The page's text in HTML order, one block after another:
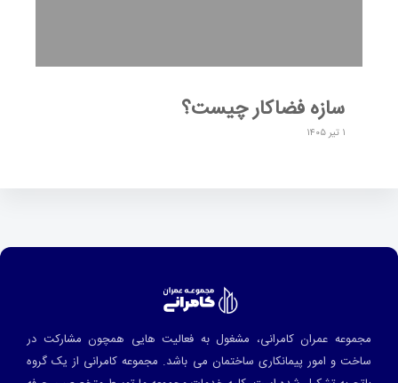
سازه فضاکار چیست؟
۱ تیر ۱۴۰۵
مجموعه عمران کامرانی، مشغول به فعالیت هایی همچون مشارکت در
ساخت و امور پیمانکاری ساختمان می باشد. مجموعه کامرانی از یک گروه